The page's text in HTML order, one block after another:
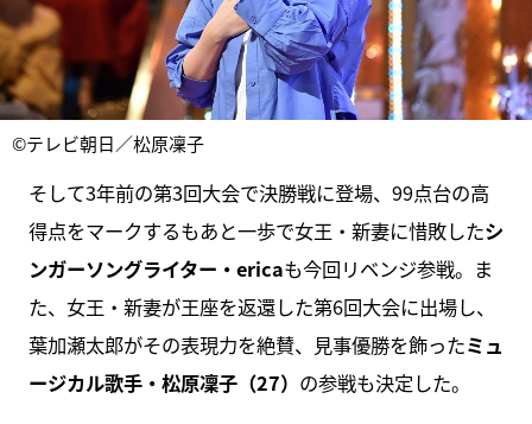
©テレビ朝日／松原凜子
そして3年前の第3回大会で決勝戦に登場、99点台の高
得点をマークするもあと一歩で女王・新妻に惜敗したシ
ンガーソングライター・ericaも今回リベンジ参戦。ま
た、女王・新妻が王座を返還した第6回大会に出場し、
葉加瀬太郎がその表現力を絶賛、見事優勝を飾ったミュ
ージカル歌手・松原凜子（27） の参戦も決定した。